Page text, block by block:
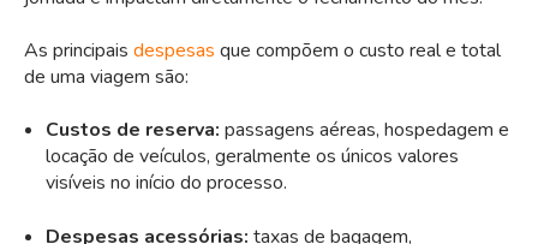
As principais despesas que compõem o custo real e total
de uma viagem são:
Custos de reserva: passagens aéreas, hospedagem e
locação de veículos, geralmente os únicos valores
visíveis no início do processo.
Despesas acessórias: taxas de bagagem,